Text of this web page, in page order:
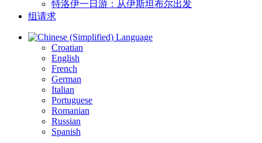
特洛伊一日游：从伊斯坦布尔出发
组请求
Language
Croatian
English
French
German
Italian
Portuguese
Romanian
Russian
Spanish